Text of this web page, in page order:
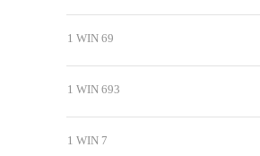
1 WIN 69
1 WIN 693
1 WIN 7